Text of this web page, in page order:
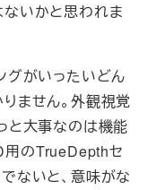
いかと思われま
グがいったいどん
ません。外観視覚
と大事なのは機能
用のTrueDepthセ
ないと、意味がな